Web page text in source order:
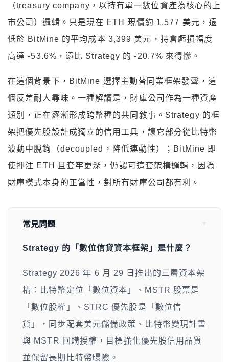
（treasury company，以持有單一數位資產為核心的上
市公司）邏輯。只是現在 ETH 現價約 1,577 美元，遠
低於 BitMine 的平均成本 3,399 美元，持倉虧損幅度
高達 -53.6%，遠比 Strategy 的 -20.7% 來得慘。
在這個背景下，BitMine 選擇主動替同業框架發聲，這
個反差耐人尋味。一種解讀是，財庫公司作為一種資產
類別，正在逐漸形成跨幣種的共同敘事。Strategy 的框
架把優先股設計成獨立的信用工具，讓它部分從比特幣
波動中脫鉤（decoupled，降低連動性）；BitMine 即
使押注 ETH 且套牢更深，仍認可這套架構邏輯，因為
財庫模式本身的正當性，對所有財庫公司都有利。
常見問題
Strategy 的「數位信貸資本框架」是什麼？
Strategy 2026 年 6 月 29 日推出的三層資本架
構：比特幣定位「數位資本」、MSTR 股票是
「數位股權」、STRC 優先股是「數位信
貸」，同步配套美元儲備政策、比特幣變現計畫
與 MSTR 回購授權，目標強化優先股信用品質
並保留長期比特幣曝險。